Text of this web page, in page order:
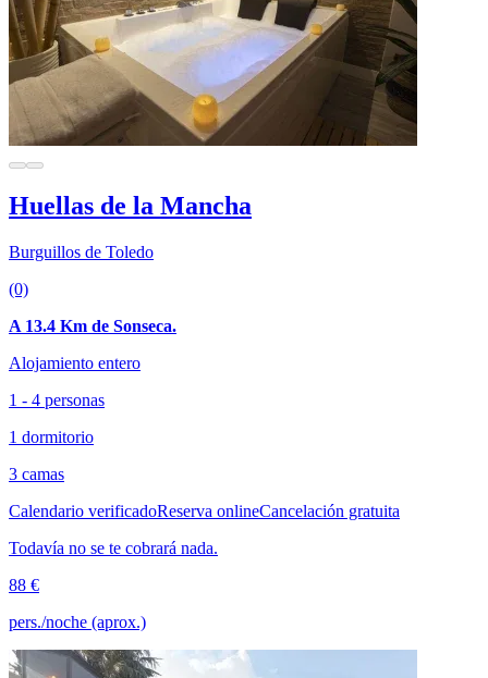
Huellas de la Mancha
Burguillos de Toledo
(0)
A 13.4 Km de Sonseca.
Alojamiento entero
1 - 4 personas
1 dormitorio
3 camas
Calendario verificadoReserva onlineCancelación gratuita
Todavía no se te cobrará nada.
88 €
pers./noche (aprox.)